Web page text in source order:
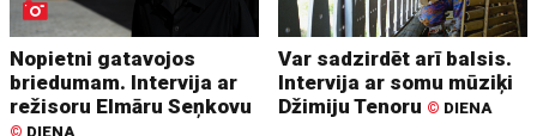
Nopietni gatavojos
briedumam. Intervija ar
režisoru Elmāru Seņkovu
© DIENA
Var sadzirdēt arī balsis.
Intervija ar somu mūziķi
Džimiju Tenoru © DIENA